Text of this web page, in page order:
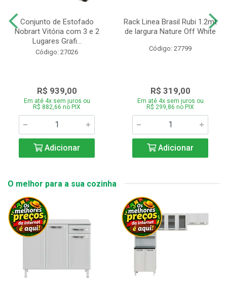
Conjunto de Estofado
Nobrart Vitória com 3 e 2
Lugares Grafi...
Código: 27026
R$ 939,00
Em até 4x sem juros ou
R$ 882,66 no PIX
Adicionar
Rack Linea Brasil Rubi 1.2mt
de largura Nature Off White
Código: 27799
R$ 319,00
Em até 4x sem juros ou
R$ 299,86 no PIX
Adicionar
O melhor para a sua cozinha